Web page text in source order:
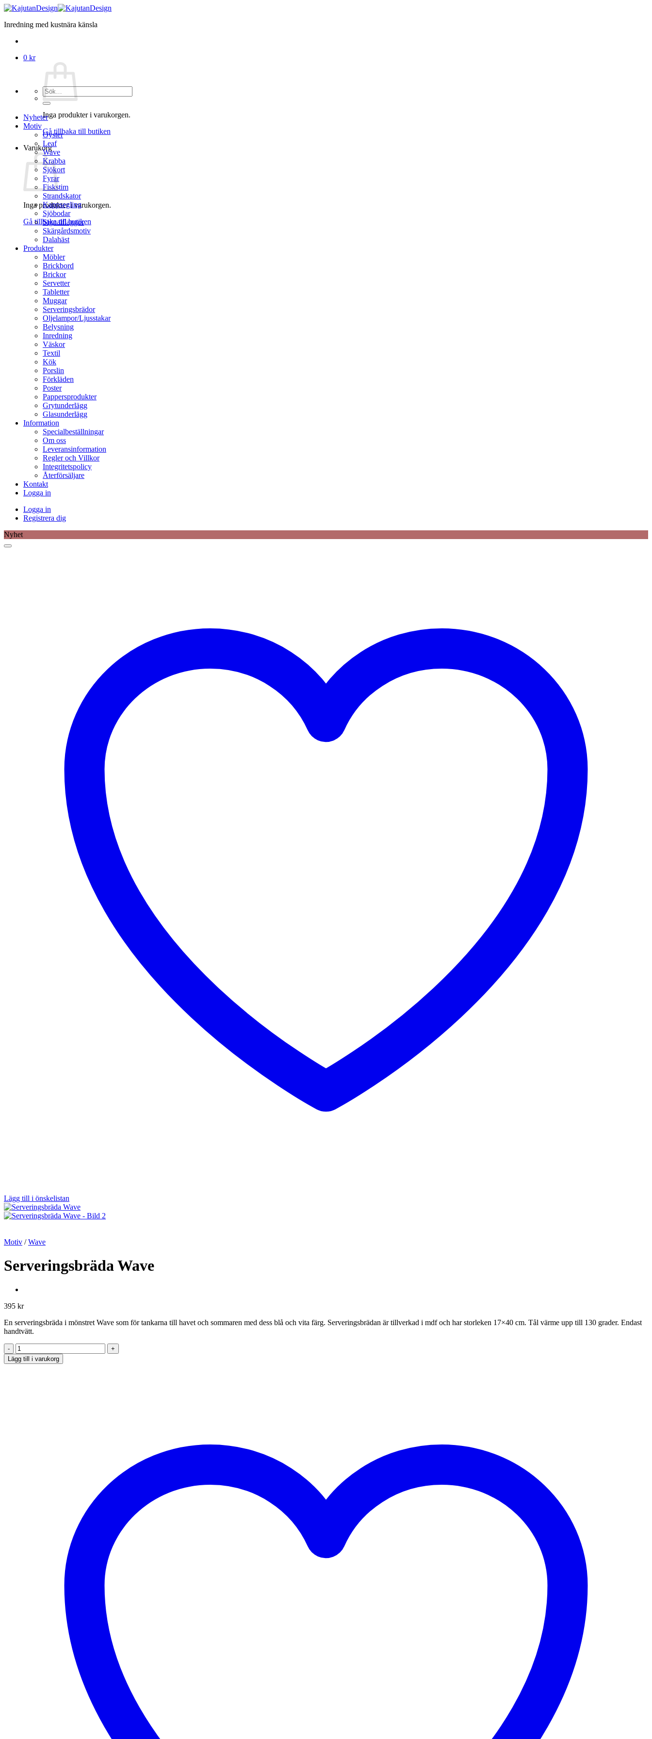
Skip
content
Inredning med kustnära känsla
0 kr
Inga produkter i varukorgen.
Gå tillbaka till butiken
Varukorg
Inga produkter i varukorgen.
Gå tillbaka till butiken
Sök
efter:
Nyheter
Motiv
Oyster
Leaf
Wave
Krabba
Sjökort
Fyrar
Fiskstim
Strandskator
Kappsegling
Sjöbodar
Signalflaggor
Skärgårdsmotiv
Dalahäst
Produkter
Möbler
Brickbord
Brickor
Servetter
Tabletter
Muggar
Serveringsbrädor
Oljelampor/Ljusstakar
Belysning
Inredning
Väskor
Textil
Kök
Porslin
Förkläden
Poster
Pappersprodukter
Grytunderlägg
Glasunderlägg
Information
Specialbeställningar
Om oss
Leveransinformation
Regler och Villkor
Integritetspolicy
Återförsäljare
Kontakt
Logga in
Logga in
Registrera dig
Nyhet
Lägg till i önskelistan
Motiv / Wave
Serveringsbräda Wave
395 kr
En serveringsbräda i mönstret Wave som för tankarna till havet och sommaren med dess blå och vita färg. Serveringsbrädan är tillverkad i mdf och har storleken 17×40 cm. Tål värme upp till 130 grader. Endast
handtvätt.
Serveringsbräda
Wave
mängd
Lägg till i varukorg